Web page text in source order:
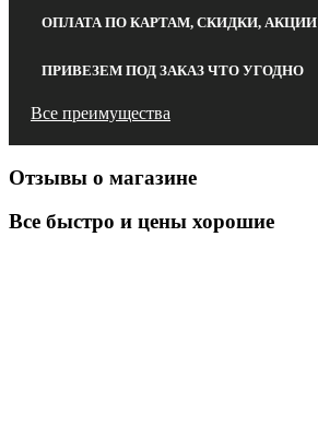
ОПЛАТА ПО КАРТАМ, СКИДКИ, АКЦИИ
ПРИВЕЗЕМ ПОД ЗАКАЗ ЧТО УГОДНО
Все преимущества
Отзывы о магазине
Все быстро и цены хорошие